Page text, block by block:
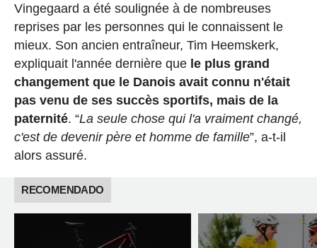
Vingegaard a été soulignée à de nombreuses
reprises par les personnes qui le connaissent le
mieux. Son ancien entraîneur, Tim Heemskerk,
expliquait l'année dernière que le plus grand
changement que le Danois avait connu n'était
pas venu de ses succès sportifs, mais de la
paternité. “La seule chose qui l'a vraiment changé,
c'est de devenir père et homme de famille”, a-t-il
alors assuré.
RECOMENDADO